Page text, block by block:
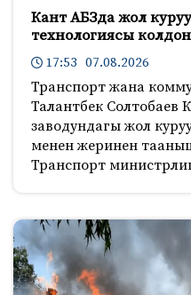
Кант АБЗда жол
технологиясы
17:53 07.08.2026
Транспорт жана
Талантбек Солтобаев
заводундагы жол
менен жеринен
Транспорт